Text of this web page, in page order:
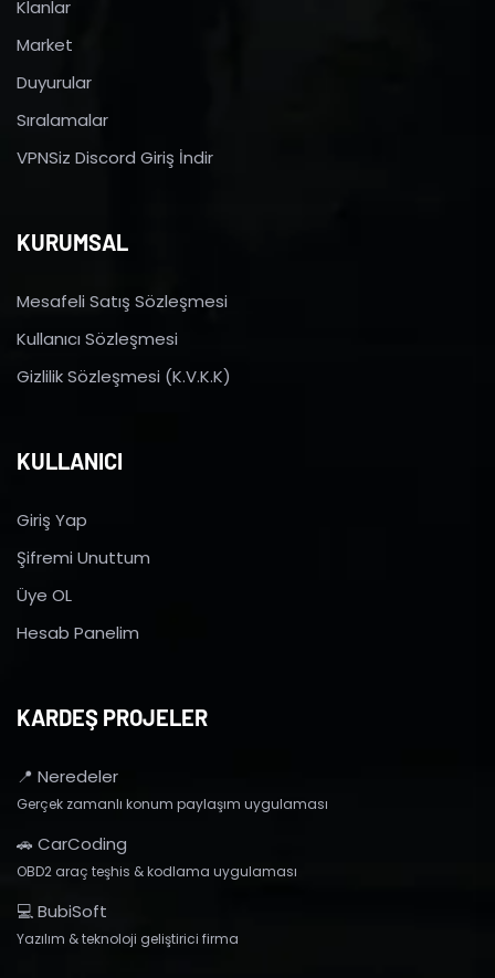
Klanlar
Market
Duyurular
Sıralamalar
VPNSiz Discord Giriş İndir
KURUMSAL
Mesafeli Satış Sözleşmesi
Kullanıcı Sözleşmesi
Gizlilik Sözleşmesi (K.V.K.K)
KULLANICI
Giriş Yap
Şifremi Unuttum
Üye OL
Hesab Panelim
KARDEŞ PROJELER
📍 Neredeler
Gerçek zamanlı konum paylaşım uygulaması
🚗 CarCoding
OBD2 araç teşhis & kodlama uygulaması
💻 BubiSoft
Yazılım & teknoloji geliştirici firma